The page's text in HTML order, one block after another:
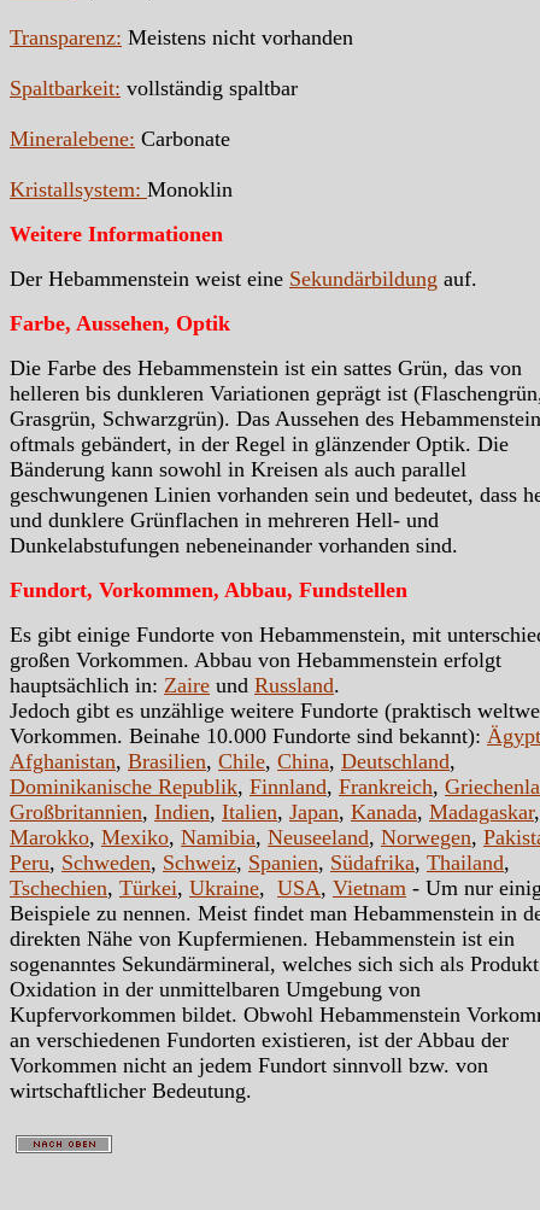
Transparenz: Meistens nicht vorhanden
Spaltbarkeit: vollständig spaltbar
Mineralebene: Carbonate
Kristallsystem: Monoklin
Weitere Informationen
Der Hebammenstein weist eine Sekundärbildung auf.
Farbe, Aussehen, Optik
Die Farbe des Hebammenstein ist ein sattes Grün, das von
helleren bis dunkleren Variationen geprägt ist
Grasgrün, Schwarzgrün). Das Aussehen des
oftmals gebändert, in der Regel in glänzender Optik. Die
Bänderung kann sowohl in Kreisen als auch parallel
geschwungenen Linien vorhanden sein und bedeutet, dass
und dunklere Grünflachen in mehreren Hell- und
Dunkelabstufungen nebeneinander vorhanden sind.
Fundort, Vorkommen, Abbau, Fundstellen
Es gibt einige Fundorte von Hebammenstein, mit
großen Vorkommen. Abbau von Hebammenstein erfolgt
hauptsächlich in: Zaire und Russland.
Jedoch gibt es unzählige weitere Fundorte (praktisch
Vorkommen. Beinahe 10.000 Fundorte sind bekannt):
Afghanistan, Brasilien, Chile, China, Deutschland,
Dominikanische Republik, Finnland, Frankreich,
Großbritannien, Indien, Italien, Japan, Kanada, Madagaskar,
Marokko, Mexiko, Namibia, Neuseeland, Norwegen,
Peru, Schweden, Schweiz, Spanien, Südafrika, Thailand,
Tschechien, Türkei, Ukraine, USA, Vietnam - Um nur
Beispiele zu nennen. Meist findet man Hebammenstein in
direkten Nähe von Kupfermienen. Hebammenstein ist ein
sogenanntes Sekundärmineral, welches sich sich als
Oxidation in der unmittelbaren Umgebung von
Kupfervorkommen bildet. Obwohl Hebammenstein
an verschiedenen Fundorten existieren, ist der Abbau der
Vorkommen nicht an jedem Fundort sinnvoll bzw. von
wirtschaftlicher Bedeutung.